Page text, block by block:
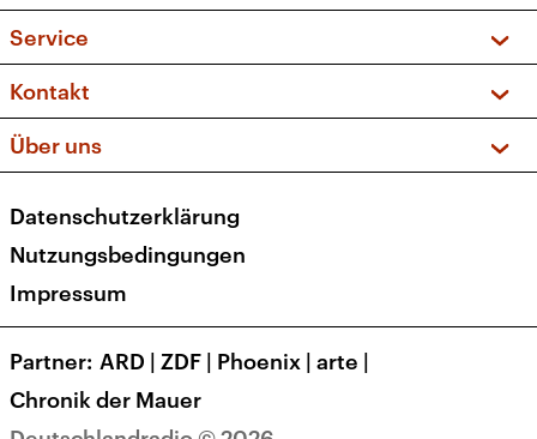
Sendungen und Podcasts
Musikliste
Kakadu – Das Kinderprogramm
Frequenzen (UKW + DAB+)
Service
FAQ
Apps
Newsletter
Veranstaltungen
Kontakt
Social Media
Über uns
Presse
Karriere
Transparenz
Datenschutzerklärung
Nutzungsbedingungen
Impressum
Partner ARD | ZDF | Phoenix | arte |
Chronik der Mauer